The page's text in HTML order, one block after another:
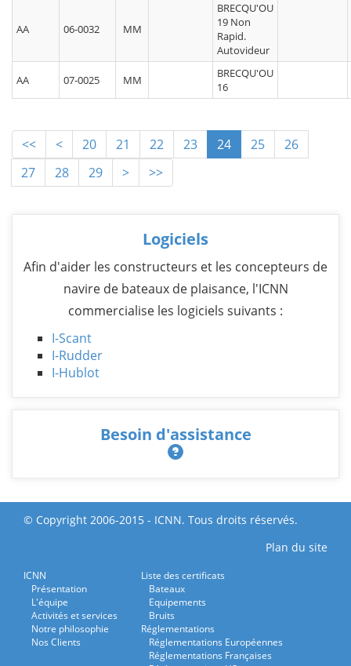
AA 06-0032 MM
BRECQU'OU
19 Non
Rapid.
Autovideur
AA 07-0025 MM
BRECQU'OU
16
<< < 20 21 22 23 24 25
26
27
28 29 > >>
Logiciels
Afin d'aider les constructeurs et les concepteurs de
navire de bateaux de plaisance, l'ICNN
commercialise les logiciels suivants :
I-Scant
I-Rudder
I-Hublot
Besoin d'assistance
© Copyright 2006-2015 - ICNN. Tous droits réservés.
Plan du site
ICNN
Présentation
L'équipe
Activités et services
Notre philosophie
Nos Clients
Liste des certificats
Bateaux
Equipements
Bruits
Réglementations
Réglementations Européennes
Réglementations Françaises